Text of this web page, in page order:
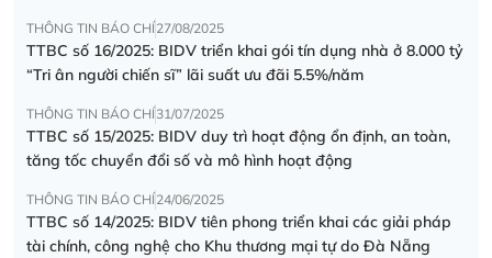
THÔNG TIN BÁO CHÍ27/08/2025
TTBC số 16/2025: BIDV triển khai gói tín dụng nhà ở 8.000 tỷ
“Tri ân người chiến sĩ” lãi suất ưu đãi 5.5%/năm
THÔNG TIN BÁO CHÍ31/07/2025
TTBC số 15/2025: BIDV duy trì hoạt động ổn định, an toàn,
tăng tốc chuyển đổi số và mô hình hoạt động
THÔNG TIN BÁO CHÍ24/06/2025
TTBC số 14/2025: BIDV tiên phong triển khai các giải pháp
tài chính, công nghệ cho Khu thương mại tự do Đà Nẵng